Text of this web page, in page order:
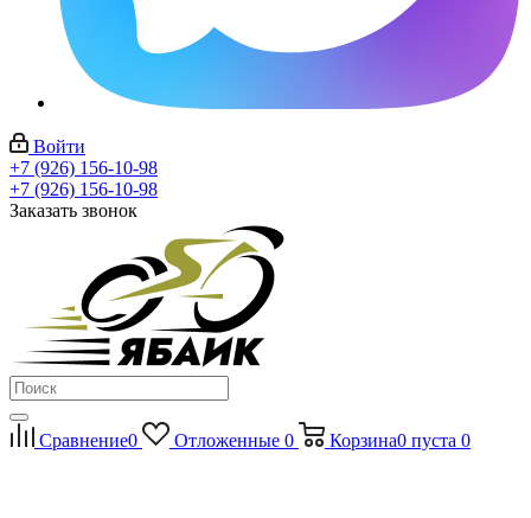
Войти
+7 (926) 156-10-98
+7 (926) 156-10-98
Заказать звонок
Сравнение0 Отложенные 0 Корзина0 пуста 0